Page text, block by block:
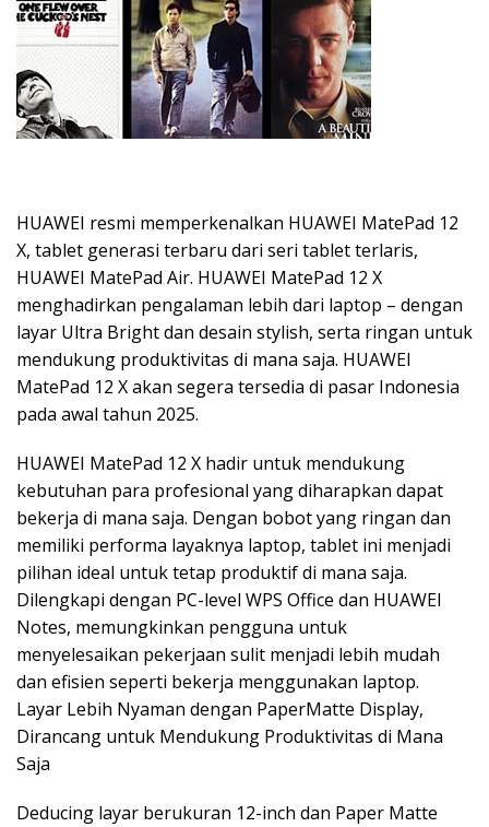
HUAWEI resmi memperkenalkan HUAWEI MatePad 12
X, tablet generasi terbaru dari seri tablet terlaris,
HUAWEI MatePad Air. HUAWEI MatePad 12 X
menghadirkan pengalaman lebih dari laptop – dengan
layar Ultra Bright dan desain stylish, serta ringan untuk
mendukung produktivitas di mana saja. HUAWEI
MatePad 12 X akan segera tersedia di pasar Indonesia
pada awal tahun 2025.
HUAWEI MatePad 12 X hadir untuk mendukung
kebutuhan para profesional yang diharapkan dapat
bekerja di mana saja. Dengan bobot yang ringan dan
memiliki performa layaknya laptop, tablet ini menjadi
pilihan ideal untuk tetap produktif di mana saja.
Dilengkapi dengan PC-level WPS Office dan HUAWEI
Notes, memungkinkan pengguna untuk
menyelesaikan pekerjaan sulit menjadi lebih mudah
dan efisien seperti bekerja menggunakan laptop.
Layar Lebih Nyaman dengan PaperMatte Display,
Dirancang untuk Mendukung Produktivitas di Mana
Saja
Deducing layar berukuran 12-inch dan Paper Matte